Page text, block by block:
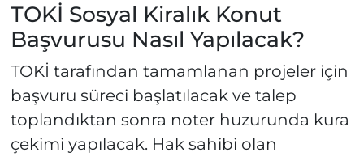
TOKİ Sosyal Kiralık Konut
Başvurusu Nasıl Yapılacak?
TOKİ tarafından tamamlanan projeler için
başvuru süreci başlatılacak ve talep
toplandıktan sonra noter huzurunda kura
çekimi yapılacak. Hak sahibi olan